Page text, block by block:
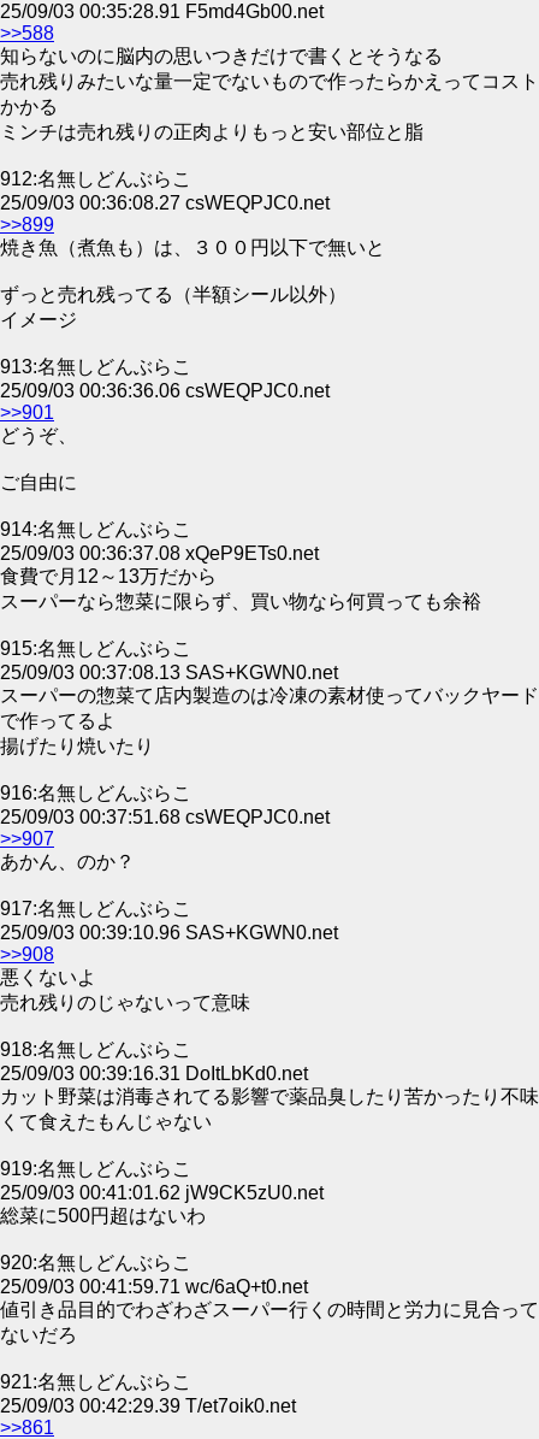
25/09/03 00:35:28.91 F5md4Gb00.net
>>588
知らないのに脳内の思いつきだけで書くとそうなる
売れ残りみたいな量一定でないもので作ったらかえってコスト
かかる
ミンチは売れ残りの正肉よりもっと安い部位と脂
912:名無しどんぶらこ
25/09/03 00:36:08.27 csWEQPJC0.net
>>899
焼き魚（煮魚も）は、３００円以下で無いと
ずっと売れ残ってる（半額シール以外）
イメージ
913:名無しどんぶらこ
25/09/03 00:36:36.06 csWEQPJC0.net
>>901
どうぞ、
ご自由に
914:名無しどんぶらこ
25/09/03 00:36:37.08 xQeP9ETs0.net
食費で月12～13万だから
スーパーなら惣菜に限らず、買い物なら何買っても余裕
915:名無しどんぶらこ
25/09/03 00:37:08.13 SAS+KGWN0.net
スーパーの惣菜て店内製造のは冷凍の素材使ってバックヤード
で作ってるよ
揚げたり焼いたり
916:名無しどんぶらこ
25/09/03 00:37:51.68 csWEQPJC0.net
>>907
あかん、のか？
917:名無しどんぶらこ
25/09/03 00:39:10.96 SAS+KGWN0.net
>>908
悪くないよ
売れ残りのじゃないって意味
918:名無しどんぶらこ
25/09/03 00:39:16.31 DoItLbKd0.net
カット野菜は消毒されてる影響で薬品臭したり苦かったり不味
くて食えたもんじゃない
919:名無しどんぶらこ
25/09/03 00:41:01.62 jW9CK5zU0.net
総菜に500円超はないわ
920:名無しどんぶらこ
25/09/03 00:41:59.71 wc/6aQ+t0.net
値引き品目的でわざわざスーパー行くの時間と労力に見合って
ないだろ
921:名無しどんぶらこ
25/09/03 00:42:29.39 T/et7oik0.net
>>861